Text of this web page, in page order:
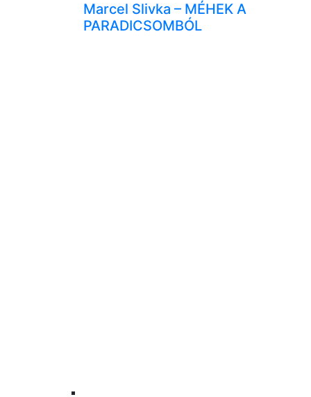
Marcel Slivka – MÉHEK A
PARADICSOMBÓL